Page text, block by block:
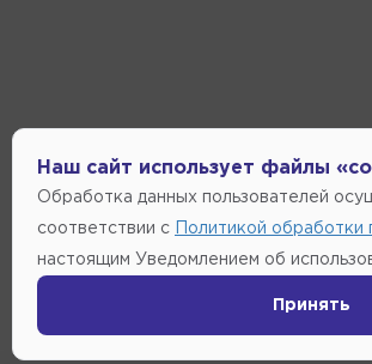
Наш сайт использует файлы
Обработка данных пользователей
соответствии с Политикой обработки
настоящим Уведомлением об
Принять